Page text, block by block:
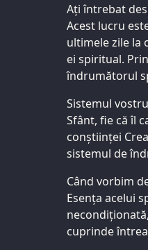
Ați întrebat
Acest lucru
ultimele zile la
ei spiritual.
îndrumătorul
Sistemul
Sfânt, fie că îl
conștiinței
sistemul de
Când vorbim
Esența acelui
cuprinde